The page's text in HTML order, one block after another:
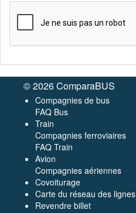
© 2026 ComparaBUS
Compagnies de bus
FAQ Bus
Train
Compagnies ferroviaires
FAQ Train
Avion
Compagnies aériennes
Covoiturage
Carte du réseau des lignes
Revendre billet